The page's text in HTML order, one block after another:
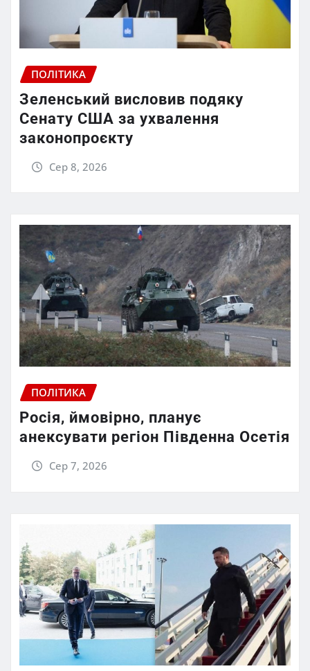
ПОЛІТИКА
Зеленський висловив подяку
Сенату США за ухвалення
законопроєкту
Сер 8, 2026
ПОЛІТИКА
Росія, ймовірно, планує
анексувати регіон Південна Осетія
Сер 7, 2026